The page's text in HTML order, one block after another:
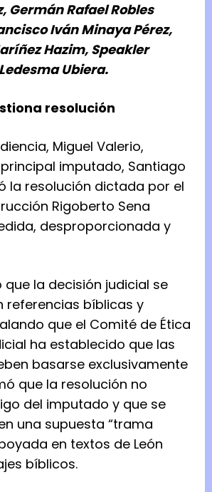
Germán Rafael Robles
Iván Minaya Pérez,
Hazim, Speakler
Ubiera.
resolución
Miguel Valerio,
imputado, Santiago
la resolución dictada por el
Rigoberto Sena
desproporcionada y
la decisión judicial se
referencias bíblicas y
que el Comité de Ética
ha establecido que las
basarse exclusivamente
que la resolución no
del imputado y que se
una supuesta “trama
en textos de León
bíblicos.